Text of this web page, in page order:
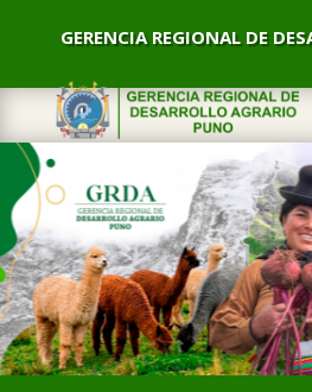
GERENCIA REGIONAL DE
Inicio 2026